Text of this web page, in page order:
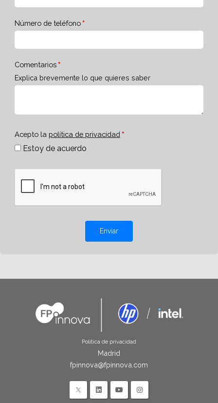
Número de teléfono
Comentarios
Explica brevemente lo que quieres saber
Acepto la política de privacidad
Estoy de acuerdo
Enviar
Política de privacidad
Madrid
fpinnova@fpinnova.com